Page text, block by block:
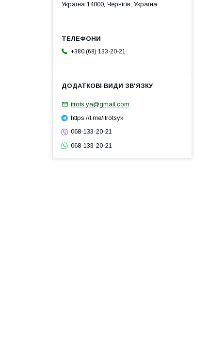
Україна 14000, Чернігів, Україна
+380 (68) 133-20-21
itrots.ya@gmail.com
https://t.me/itrotsyk
068-133-20-21
068-133-20-21